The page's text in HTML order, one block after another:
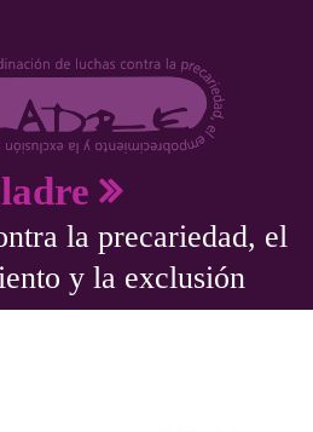
la precariedad, el
y la exclusión
aquí